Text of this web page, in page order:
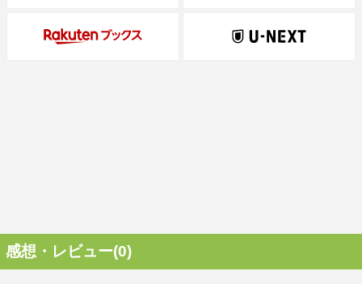
感想・レビュー(0)